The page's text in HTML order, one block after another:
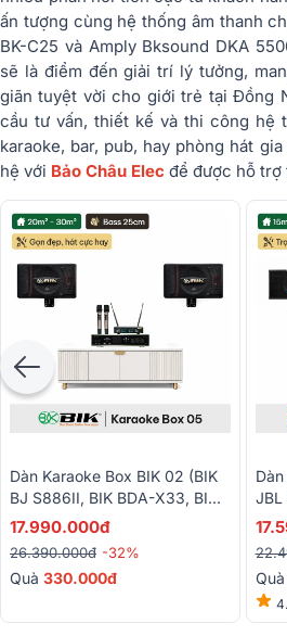
ấn tượng cùng hệ thống âm thanh
BK-C25 và Amply Bksound DKA
sẽ là điểm đến giải trí lý tưởng,
giãn tuyệt vời cho giới trẻ tại Đồng
cầu tư vấn, thiết kế và thi công hệ
karaoke, bar, pub, hay phòng hát
hệ với Bảo Châu Elec để được hỗ trợ
Dàn Karaoke Box BIK 02 (BIK
BJ S886II, BIK BDA-X33, BIK
BJ-U100II)
17.990.000đ
26.390.000đ -32%
Quà 330.000đ
JBL